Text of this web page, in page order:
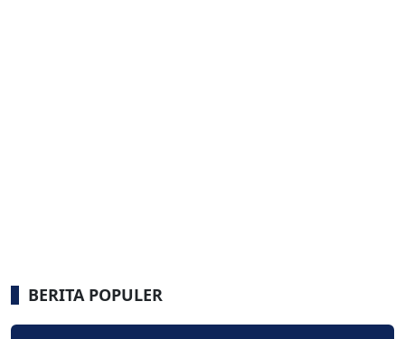
BERITA POPULER